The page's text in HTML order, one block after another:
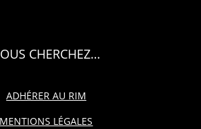
CHERCHEZ…
ADHÉRER AU RIM
MENTIONS LÉGALES